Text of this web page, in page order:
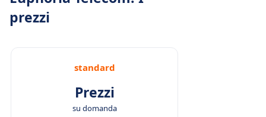
prezzi
standard
Prezzi
su domanda